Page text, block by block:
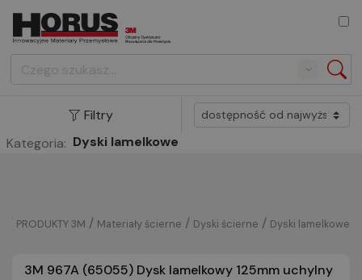
Search
Filtry
Kategoria: Dyski lamelkowe
Dyski lamelkowe
/
Dyski ścierne
/
Materiały ścierne
/
PRODUKTY 3M
/
3M 967A (65055) Dysk lamelkowy 125mm uchylny